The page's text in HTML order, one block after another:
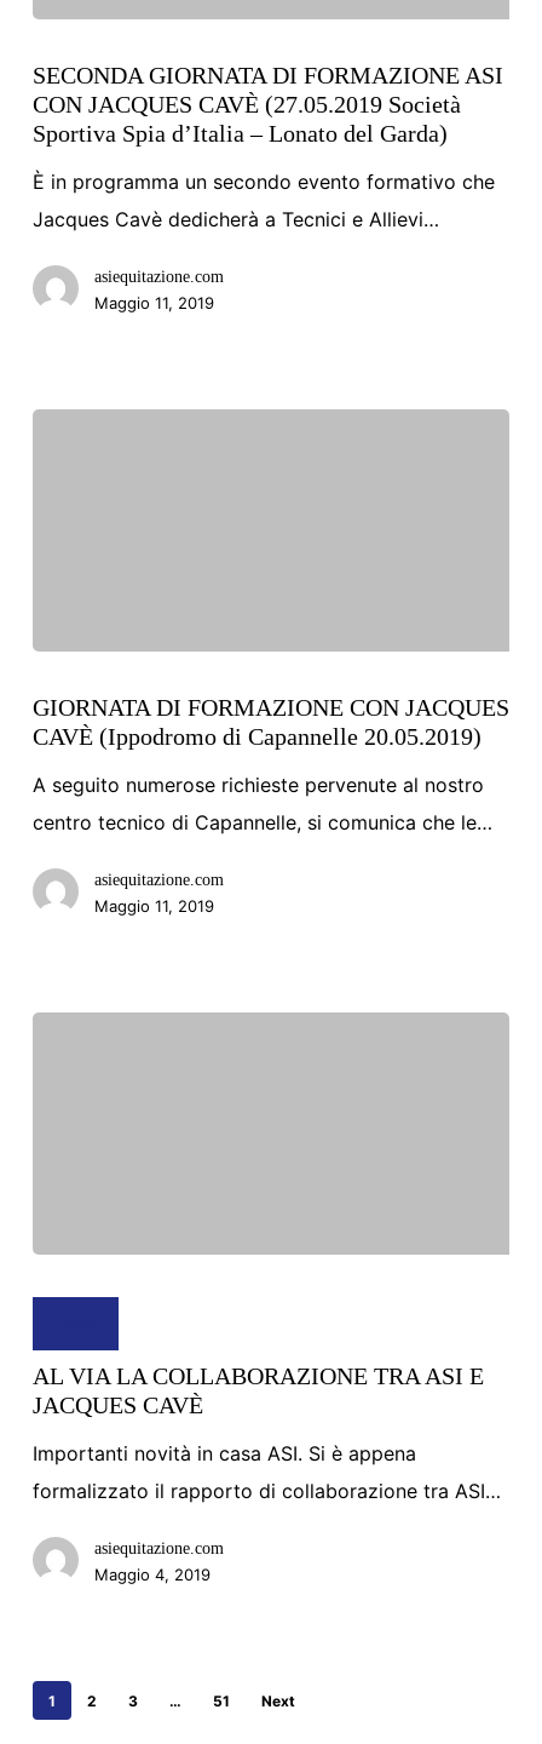
GIORNATA
DI
FORMAZIONE
ASI
CON
JACQUES
CAVÈ
Sportiva
SECONDA GIORNATA DI FORMAZIONE ASI
CON JACQUES CAVÈ (27.05.2019 Società
Sportiva Spia d’Italia – Lonato del Garda)
È in programma un secondo evento formativo che
Jacques Cavè dedicherà a Tecnici e Allievi…
asiequitazione.com
Maggio 11, 2019
DI
FORMAZIONE
CON
JACQUES
(Ippodromo
20.05.2019)
GIORNATA DI FORMAZIONE CON JACQUES
CAVÈ (Ippodromo di Capannelle 20.05.2019)
A seguito numerose richieste pervenute al nostro
centro tecnico di Capannelle, si comunica che le…
asiequitazione.com
Maggio 11, 2019
LA
COLLABORAZIONE
TRA
ASI
E
JACQUES
CAVÈ
AL VIA LA COLLABORAZIONE TRA ASI E
JACQUES CAVÈ
Importanti novità in casa ASI. Si è appena
formalizzato il rapporto di collaborazione tra ASI…
asiequitazione.com
Maggio 4, 2019
1 2 3 … 51 Next